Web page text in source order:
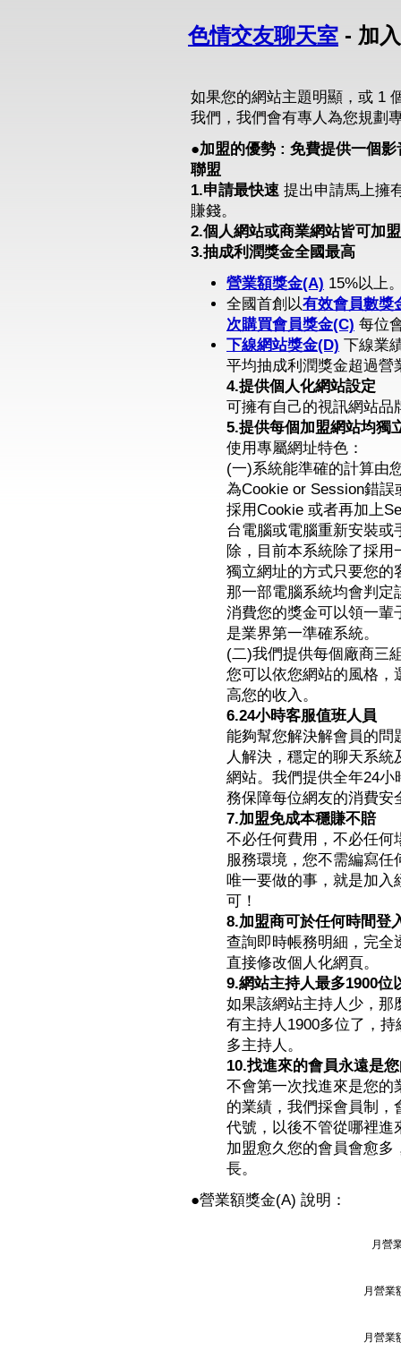
色情交友聊天室 - 加
如果您的網站主題明顯，或 1
我們，我們會有專人為您規劃
●加盟的優勢 : 免費提供一個
聯盟
1.申請最快速 提出申請馬上擁
賺錢。
2.個人網站或商業網站皆可加盟
3.抽成利潤獎金全國最高
營業額獎金(A) 15%以上
全國首創以有效會員數獎
次購買會員獎金(C) 每位
下線網站獎金(D) 下線業
平均抽成利潤獎金超過營
4.提供個人化網站設定
可擁有自己的視訊網站品
5.提供每個加盟網站均獨
使用專屬網址特色：
(一)系統能準確的計算由
為Cookie or Session錯
採用Cookie 或者再加上
台電腦或電腦重新安裝或
除，目前本系統除了採
獨立網址的方式只要您的
那一部電腦系統均會判定
消費您的獎金可以領一輩
是業界第一準確系統。
(二)我們提供每個廠商三
您可以依您網站的風格，
高您的收入。
6.24小時客服值班人員
能夠幫您解決解會員的問
人解決，穩定的聊天系
網站。我們提供全年24
務保障每位網友的消費安
7.加盟免成本穩賺不賠
不必任何費用，不必任何
服務環境，您不需編寫
唯一要做的事，就是加入
可！
8.加盟商可於任何時間登
查詢即時帳務明細，完全
直接修改個人化網頁。
9.網站主持人最多1900位
如果該網站主持人少，那
有主持人1900多位了，
多主持人。
10.找進來的會員永遠是
不會第一次找進來是您的
的業績，我們採會員制
代號，以後不管從哪裡進
加盟愈久您的會員會愈
長。
●營業額獎金(A) 說明：
月營
月營業
月營業